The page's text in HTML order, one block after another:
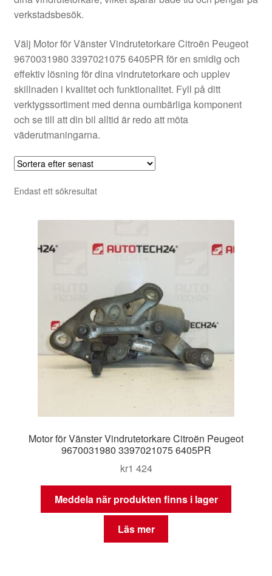
verkstadsbesök.
Välj Motor för Vänster Vindrutetorkare Citroën Peugeot
9670031980 3397021075 6405PR för en smidig och
effektiv lösning för dina vindrutetorkare och upplev
skillnaden i kvalitet och funktionalitet. Fyll på ditt
verktygssortiment med denna oumbärliga komponent
och se till att din bil alltid är redo att möta
väderutmaningarna.
Endast ett sökresultat
Motor för Vänster Vindrutetorkare Citroën Peugeot
9670031980 3397021075 6405PR
kr1 424
Meddela när produkten finns i lager
Läs mer